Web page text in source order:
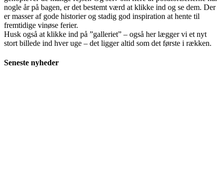
nogle år på bagen, er det bestemt værd at klikke ind og se dem. Der
er masser af gode historier og stadig god inspiration at hente til
fremtidige vinøse ferier.
Husk også at klikke ind på ”galleriet” – også her lægger vi et nyt
stort billede ind hver uge – det ligger altid som det første i rækken.
Seneste nyheder